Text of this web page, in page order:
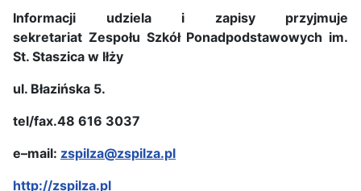
Informacji udziela i zapisy przyjmuje
sekretariat Zespołu Szkół Ponadpodstawowych im.
St. Staszica w Iłży
ul. Błazińska 5.
tel/fax.48 616 3037
e–mail: zspilza@zspilza.pl
http://zspilza.pl